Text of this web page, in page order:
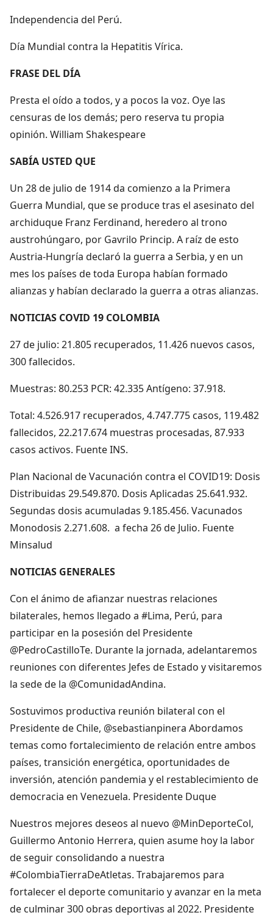
Independencia del Perú.
Día Mundial contra la Hepatitis Vírica.
FRASE DEL DÍA
Presta el oído a todos, y a pocos la voz. Oye las
censuras de los demás; pero reserva tu propia
opinión. William Shakespeare
SABÍA USTED QUE
Un 28 de julio de 1914 da comienzo a la Primera
Guerra Mundial, que se produce tras el asesinato del
archiduque Franz Ferdinand, heredero al trono
austrohúngaro, por Gavrilo Princip. A raíz de esto
Austria-Hungría declaró la guerra a Serbia, y en un
mes los países de toda Europa habían formado
alianzas y habían declarado la guerra a otras alianzas.
NOTICIAS COVID 19 COLOMBIA
27 de julio: 21.805 recuperados, 11.426 nuevos casos,
300 fallecidos.
Muestras: 80.253 PCR: 42.335 Antígeno: 37.918.
Total: 4.526.917 recuperados, 4.747.775 casos, 119.482
fallecidos, 22.217.674 muestras procesadas, 87.933
casos activos. Fuente INS.
Plan Nacional de Vacunación contra el COVID19: Dosis
Distribuidas 29.549.870. Dosis Aplicadas 25.641.932.
Segundas dosis acumuladas 9.185.456. Vacunados
Monodosis 2.271.608. a fecha 26 de Julio. Fuente
Minsalud
NOTICIAS GENERALES
Con el ánimo de afianzar nuestras relaciones
bilaterales, hemos llegado a #Lima, Perú, para
participar en la posesión del Presidente
@PedroCastilloTe. Durante la jornada, adelantaremos
reuniones con diferentes Jefes de Estado y visitaremos
la sede de la @ComunidadAndina.
Sostuvimos productiva reunión bilateral con el
Presidente de Chile, @sebastianpinera Abordamos
temas como fortalecimiento de relación entre ambos
países, transición energética, oportunidades de
inversión, atención pandemia y el restablecimiento de
democracia en Venezuela. Presidente Duque
Nuestros mejores deseos al nuevo @MinDeporteCol,
Guillermo Antonio Herrera, quien asume hoy la labor
de seguir consolidando a nuestra
#ColombiaTierraDeAtletas. Trabajaremos para
fortalecer el deporte comunitario y avanzar en la meta
de culminar 300 obras deportivas al 2022. Presidente